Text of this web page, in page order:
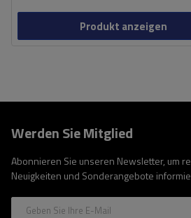
Produkt anzeigen
Werden Sie Mitglied
Abonnieren Sie unseren Newsletter, um
Neuigkeiten und Sonderangebote
Geben Sie Ihre E-Mail